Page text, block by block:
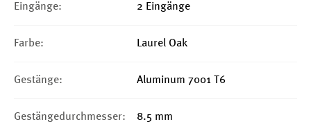
Eingänge: 2 Eingänge
Farbe: Laurel Oak
Gestänge: Aluminum 7001 T6
Gestängedurchmesser: 8.5 mm